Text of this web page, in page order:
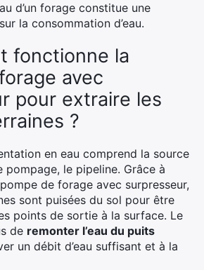
d’un forage constitue une
la consommation d’eau.
fonctionne la
avec
pour extraire les
?
en eau comprend la source
pompage, le pipeline. Grâce à
pompe de forage avec surpresseur,
sont puisées du sol pour être
points de sortie à la surface. Le
de remonter l’eau du puits
un débit d’eau suffisant et à la